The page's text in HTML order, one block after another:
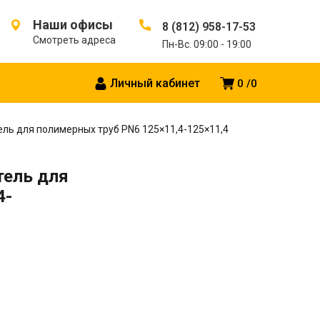
Наши офисы
Смотреть адреса
8 (812) 958-17-53
Пн-Вс. 09:00 - 19:00
0 0
Личный кабинет
для полимерных труб PN6 125×11,4-125×11,4
для